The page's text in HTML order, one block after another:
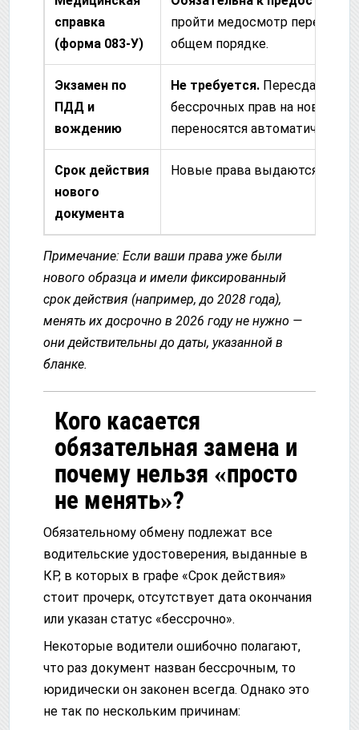
справка
(форма 083-У)
пройти медосмотр перед
общем порядке.
Экзамен по
ПДД и
вождению
Не требуется. Пересдача
бессрочных прав на новые
переносятся автоматически.
Срок действия
нового
документа
Новые права выдаются ровно
Примечание: Если ваши права уже были
нового образца и имели фиксированный
срок действия (например, до 2028 года),
менять их досрочно в 2026 году не нужно —
они действительны до даты, указанной в
бланке.
Кого касается
обязательная замена и
почему нельзя «просто
не менять»?
Обязательному обмену подлежат все
водительские удостоверения, выданные в
КР, в которых в графе «Срок действия»
стоит прочерк, отсутствует дата окончания
или указан статус «бессрочно».
Некоторые водители ошибочно полагают,
что раз документ назван бессрочным, то
юридически он законен всегда. Однако это
не так по нескольким причинам: